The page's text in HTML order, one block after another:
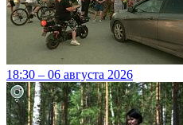
18:30 – 06 августа 2026